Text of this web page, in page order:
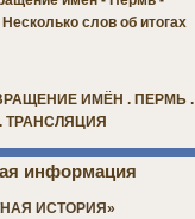
слов об итогах
ИМЁН . ПЕРМЬ .
ТРАНСЛЯЦИЯ
информация
ИСТОРИЯ»